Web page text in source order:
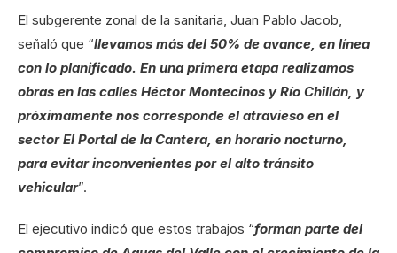
El subgerente zonal de la sanitaria, Juan Pablo Jacob,
señaló que “llevamos más del 50% de avance, en línea
con lo planificado. En una primera etapa realizamos
obras en las calles Héctor Montecinos y Río Chillán, y
próximamente nos corresponde el atravieso en el
sector El Portal de la Cantera, en horario nocturno,
para evitar inconvenientes por el alto tránsito
vehicular”.
El ejecutivo indicó que estos trabajos “forman parte del